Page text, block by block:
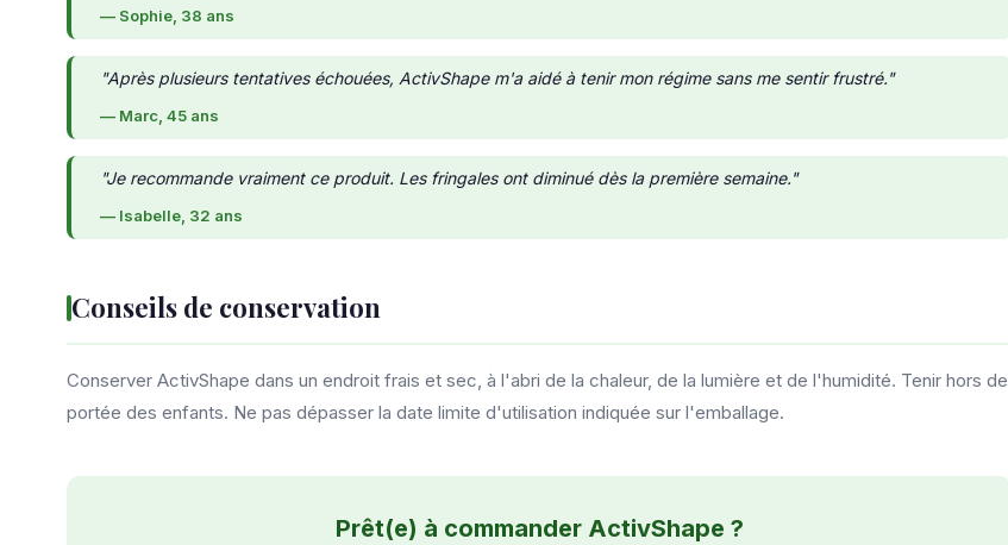
— Sophie, 38 ans
"Après plusieurs tentatives échouées, ActivShape m'a aidé à tenir mon régime sans me sentir frustré."
— Marc, 45 ans
"Je recommande vraiment ce produit. Les fringales ont diminué dès la première semaine."
— Isabelle, 32 ans
Conseils de conservation
Conserver ActivShape dans un endroit frais et sec, à l'abri de la chaleur, de la lumière et de l'humidité. Tenir hors de
portée des enfants. Ne pas dépasser la date limite d'utilisation indiquée sur l'emballage.
Prêt(e) à commander ActivShape ?